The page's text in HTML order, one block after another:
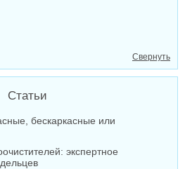
Свернуть
Статьи
бескаркасные или
экспертное